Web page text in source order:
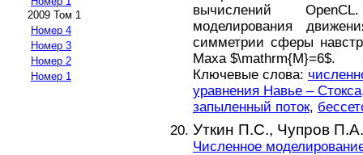
2009 Том 1
Номер 4
Номер 3
Номер 2
Номер 1
вычислений
моделирования
симметрии сферы
Маха $\mathrm{M}=6$.
Ключевые слова:
уравнения Навье – Стокса
запыленный поток,
Уткин П.С., Чупров П.А.
Численное